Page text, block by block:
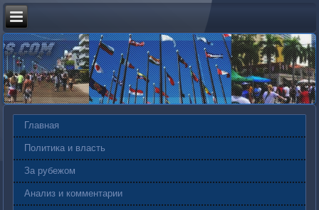
Главная
Политика и власть
За рубежом
Анализ и комментарии